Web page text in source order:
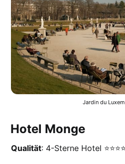
Jardin du
Hotel Monge
Qualität: 4-Sterne Hotel ⭐️⭐️⭐️⭐️